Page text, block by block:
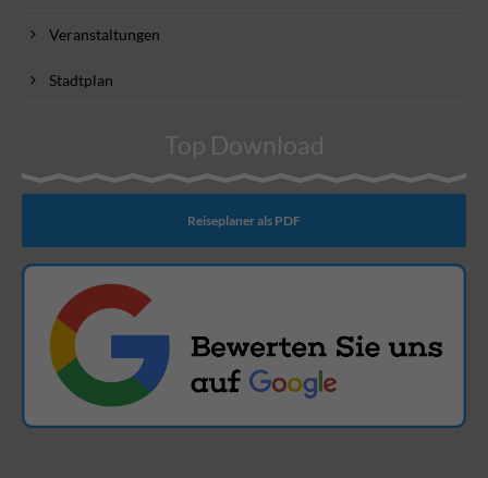
Veranstaltungen
Stadtplan
Top Download
Reiseplaner als PDF